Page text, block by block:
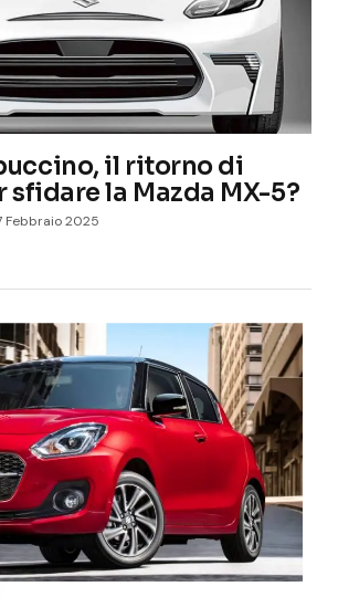
il ritorno di
sfidare la Mazda MX-5?
Febbraio 2025